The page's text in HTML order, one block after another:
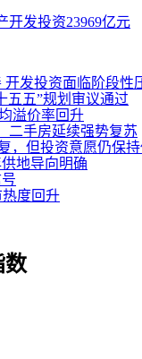
开发投资23969亿元
发投资面临阶段性
五五”规划审议通过
溢价率回升
二手房延续强势复苏
，但投资意愿仍保
地导向明确
热度回升
数